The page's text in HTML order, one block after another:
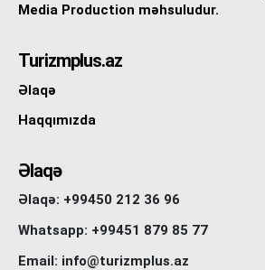
Media Production məhsuludur.
Turizmplus.az
Əlaqə
Haqqımızda
Əlaqə
Əlaqə: +99450 212 36 96
Whatsapp: +99451 879 85 77
Email: info@turizmplus.az